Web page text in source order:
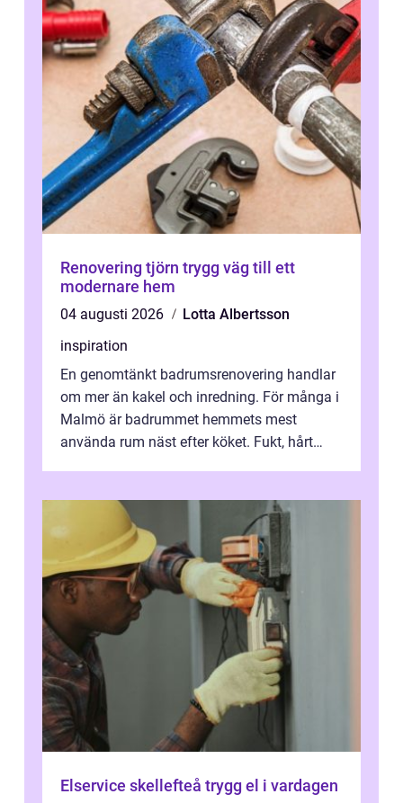
Renovering tjörn trygg väg till ett
modernare hem
04 augusti 2026
Lotta Albertsson
inspiration
En genomtänkt badrumsrenovering handlar
om mer än kakel och inredning. För många i
Malmö är badrummet hemmets mest
använda rum näst efter köket. Fukt, hårt
Elservice skellefteå trygg el i vardagen